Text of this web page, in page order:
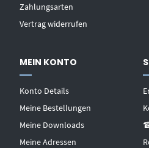
Zahlungsarten
Vertrag widerrufen
MEIN KONTO
Konto Details
Meine Bestellungen
Meine Downloads
Meine Adressen